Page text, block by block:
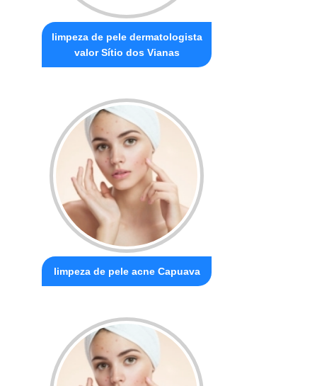
limpeza de pele dermatologista
valor Sítio dos Vianas
limpeza de pele acne Capuava